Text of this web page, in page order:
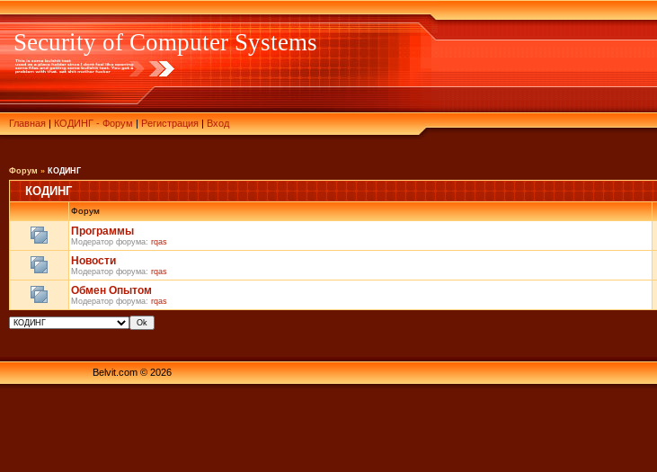
Security of Computer Systems
Главная|КОДИНГ - Форум|Регистрация|Вход
Форум » КОДИНГ
КОДИНГ
Форум
Программы
Модератор форума: rqas
Новости
Модератор форума: rqas
Обмен Опытом
Модератор форума: rqas
Belvit.com © 2026